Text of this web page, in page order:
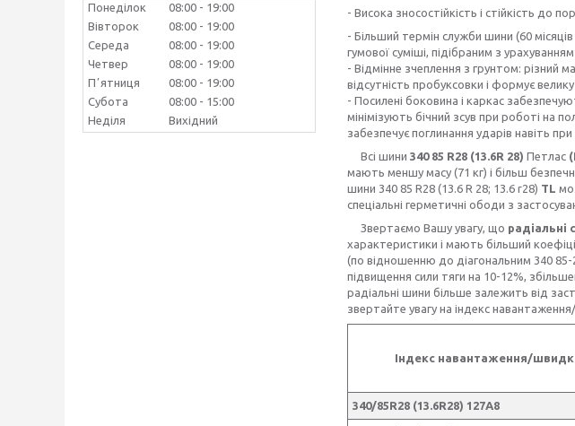
- Висока зносостійкість і стійкість до
- Більший термін служби шини (60
гумової суміші, підібраним з
- Відмінне зчеплення з грунтом: різний
відсутність пробуксовки і формує
- Посилені боковина і каркас
мінімізують бічний зсув при роботі на
забезпечує поглинання ударів навіть
Всі шини 340 85 R28 (13.6R 28) Петлас
мають меншу масу (71 кг) і більш
шини 340 85 R28 (13.6 R 28; 13.6 r28) TL
спеціальні герметичні ободи з
Звертаємо Вашу увагу, що радіальні
характеристики і мають більший
(по відношенню до діагональним 340 85-
підвищення сили тяги на 10-12%,
радіальні шини більше залежить від
звертайте увагу на індекс
Індекс навантаження/
340/85R28 (13.6R28) 127А8
Понеділок 08:00
19:00
Вівторок
08:00
19:00
Середа
08:00
19:00
Четвер
08:00
19:00
Пʼятниця
08:00
19:00
Субота
08:00
15:00
Неділя
Вихідний